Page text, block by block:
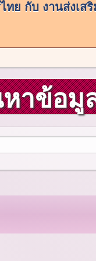
ย กับ งานส่งเส
าข้อมู